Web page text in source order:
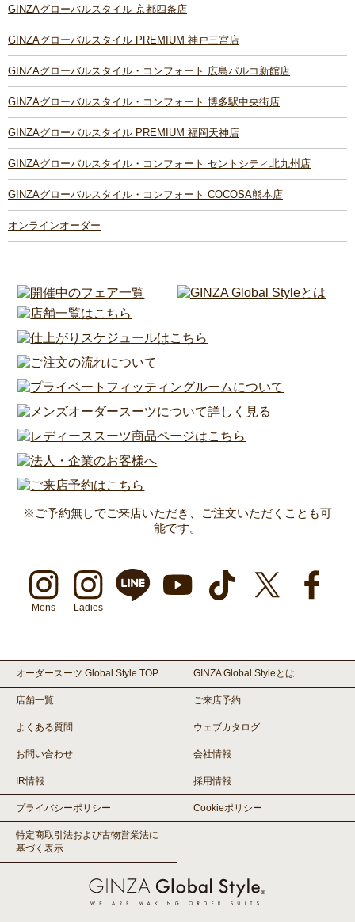
GINZAグローバルスタイル 京都四条店
GINZAグローバルスタイル PREMIUM 神戸三宮店
GINZAグローバルスタイル・コンフォート 広島パルコ新館店
GINZAグローバルスタイル・コンフォート 博多駅中央街店
GINZAグローバルスタイル PREMIUM 福岡天神店
GINZAグローバルスタイル・コンフォート セントシティ北九州店
GINZAグローバルスタイル・コンフォート COCOSA熊本店
オンラインオーダー
※ご予約無しでご来店いただき、ご注文いただくことも可
能です。
Mens Ladies
オーダースーツ Global Style TOP GINZA Global Styleとは
店舗一覧 ご来店予約
よくある質問 ウェブカタログ
お問い合わせ 会社情報
IR情報 採用情報
プライバシーポリシー Cookieポリシー
特定商取引法および古物営業法に
基づく表示